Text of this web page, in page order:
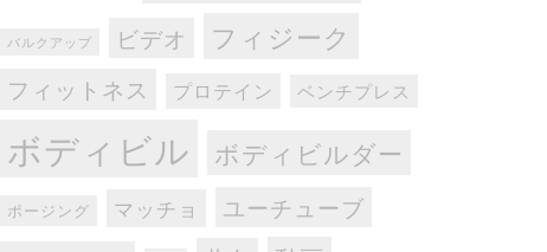
バルクアップ ビデオ フィジーク
フィットネス プロテイン ベンチプレス
ボディビル ボディビルダー
ポージング マッチョ ユーチューブ